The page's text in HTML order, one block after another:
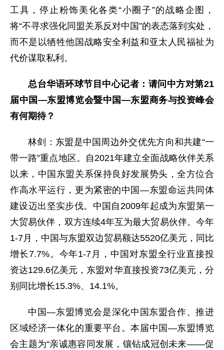
工具，停止粉饰美化各类“小圈子”的战略企图，
将“不寻求强化同盟关系反对中国”的表态落到实处，
而不是以牺牲他国战略安全利益和亚太人民福祉为
代价谋取私利。
总台华语环球节目中心记者：请问中方对第21
届中国—东盟博览会暨中国—东盟商务与投资峰会
有何期待？
林剑：东盟是中国周边外交优先方向和共建“一
带一路”重点地区。自2021年建立全面战略伙伴关系
以来，中国东盟关系保持良好发展势头，全方位合
作高水平运行，更为紧密的中国—东盟命运共同体
建设迈出坚实步伐。中国自2009年起成为东盟第一
大贸易伙伴，双方连续4年互为最大贸易伙伴。今年
1-7月，中国与东盟双边贸易额达5520亿美元，同比
增长7.7%。今年1-7月，中国对东盟全行业直接投
资达129.6亿美元，东盟对华直接投资73亿美元，分
别同比增长15.3%、14.1%。
中国—东盟博览会是深化中国东盟合作、推进
区域经济一体化的重要平台。本届中国—东盟博览
会主题为“亲诚惠容同发展，镶钻成冠创未来——促